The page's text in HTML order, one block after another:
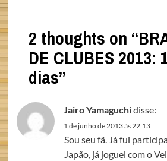
2 thoughts on “
DE CLUBES 2013:
dias”
Jairo Yamaguchidisse:
1 de junho de 2013 às 22:13
Sou seu fã. Já fui
Japão, já joguei com o